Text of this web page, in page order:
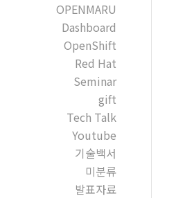
OPENMARU
Dashboard
OpenShift
Red Hat
Seminar
gift
Tech Talk
Youtube
기술백서
미분류
발표자료